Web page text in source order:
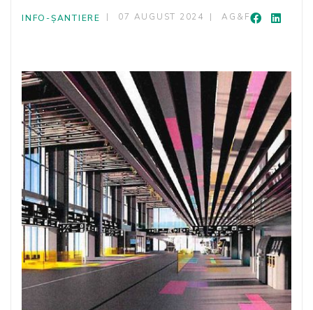
INFO-ȘANTIERE 07 AUGUST 2024 AG&F